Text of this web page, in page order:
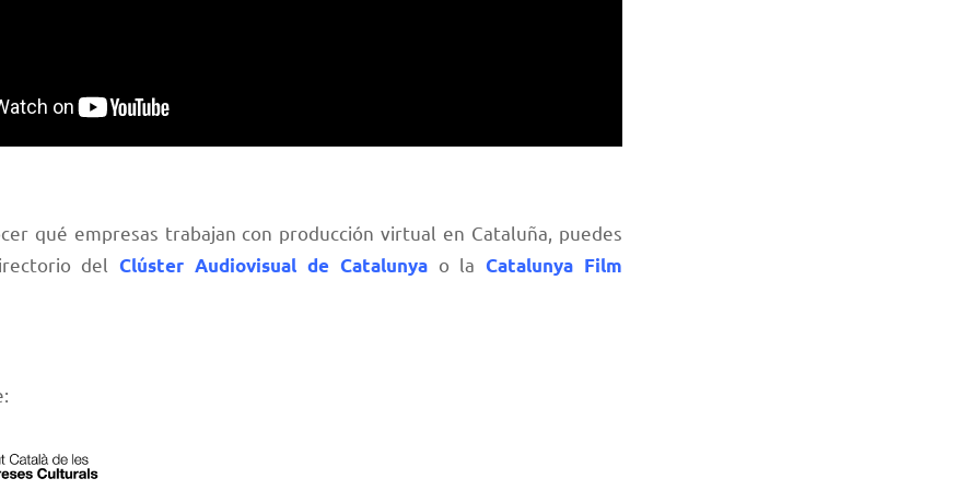
qué empresas trabajan con producción virtual en Cataluña, puedes
delClúster Audiovisual de Catalunyao laCatalunya Film